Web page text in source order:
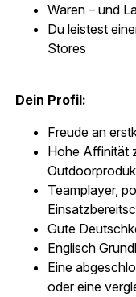
Waren – und
Du leistest
Stores
Dein Profil:
Freude an
Hohe Affinität
Teamplayer,
Gute
Englisch
Eine
oder eine